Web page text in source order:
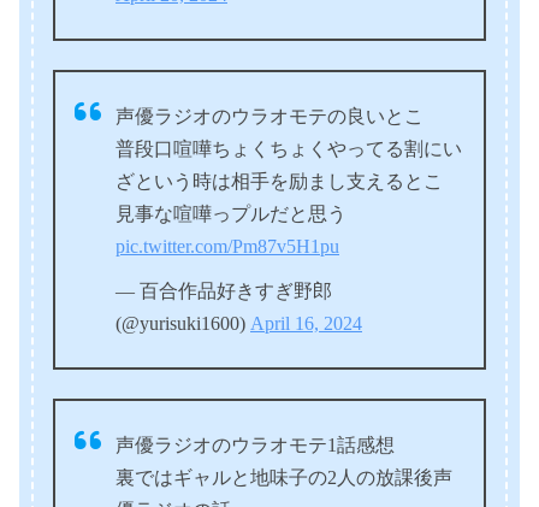
声優ラジオのウラオモテの良いとこ
普段口喧嘩ちょくちょくやってる割にい
ざという時は相手を励まし支えるとこ
見事な喧嘩っプルだと思う
pic.twitter.com/Pm87v5H1pu
— 百合作品好きすぎ野郎
(@yurisuki1600) April 16, 2024
声優ラジオのウラオモテ1話感想
裏ではギャルと地味子の2人の放課後声